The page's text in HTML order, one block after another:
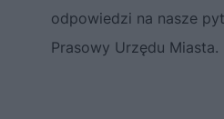
odpowiedzi na nasze
Prasowy Urzędu Miasta.